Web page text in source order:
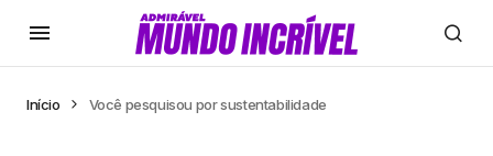
Início Você pesquisou por sustentabilidade